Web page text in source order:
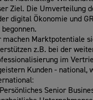
Ziel. Die Umverteilung
digital Ökonomie und
machen Marktpotentiale
z.B. bei der
im
Kunden - national,
Senior